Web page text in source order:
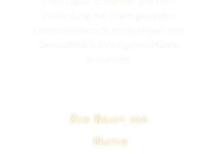
Zur Kraft der
Natur